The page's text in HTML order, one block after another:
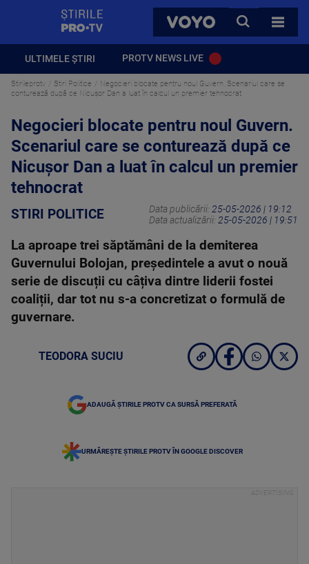
VOYO
CAUTA
TOATE
ULTIMELE ȘTIRI PROTV NEWS LIVE
Stirileprotv Stiri Politice
Negocieri blocate pentru noul Guvern. Scenariul care se
conturează după ce Nicușor Dan a luat în calcul un premier tehnocrat
Negocieri blocate pentru noul Guvern.
Scenariul care se conturează după ce
Nicușor Dan a luat în calcul un premier
tehnocrat
STIRI POLITICE Data publicării: 25-05-2026 | 19:12
Data actualizării: 25-05-2026 | 19:51
La aproape trei săptămâni de la demiterea
Guvernului Bolojan, președintele a avut o nouă
serie de discuții cu câțiva dintre liderii fostei
coaliții, dar tot nu s-a concretizat o formulă de
guvernare.
TEODORA SUCIU
ADAUGĂ ȘTIRILE PROTV CA SURSĂ PREFERATĂ
URMĂREȘTE ȘTIRILE PROTV ÎN GOOGLE DISCOVER